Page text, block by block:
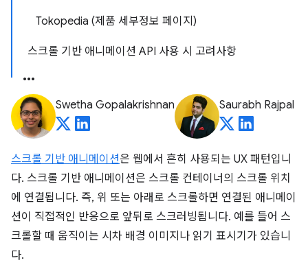
Tokopedia (제품 세부정보 페이지)
스크롤 기반 애니메이션 API 사용 시 고려사항
Swetha Gopalakrishnan Saurabh Rajpal
스크롤 기반 애니메이션은 웹에서 흔히 사용되는 UX 패턴입니
다. 스크롤 기반 애니메이션은 스크롤 컨테이너의 스크롤 위치
에 연결됩니다. 즉, 위 또는 아래로 스크롤하면 연결된 애니메이
션이 직접적인 반응으로 앞뒤로 스크러빙됩니다. 예를 들어 스
크롤할 때 움직이는 시차 배경 이미지나 읽기 표시기가 있습니
다.